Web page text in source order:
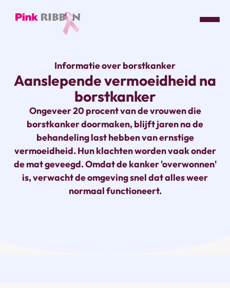
-
naar
homepage
Informatie over borstkanker
Aanslepende vermoeidheid na
borstkanker
Ongeveer 20 procent van de vrouwen die
borstkanker doormaken, blijft jaren na de
behandeling last hebben van ernstige
vermoeidheid. Hun klachten worden vaak onder
de mat geveegd. Omdat de kanker 'overwonnen'
is, verwacht de omgeving snel dat alles weer
normaal functioneert.